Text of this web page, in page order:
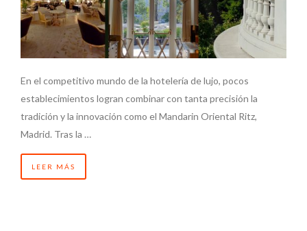
En el competitivo mundo de la hotelería de lujo, pocos
establecimientos logran combinar con tanta precisión la
tradición y la innovación como el Mandarin Oriental Ritz,
Madrid. Tras la …
LEER MÁS